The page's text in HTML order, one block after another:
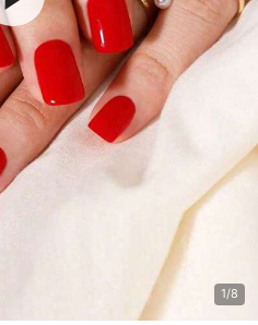
1/8